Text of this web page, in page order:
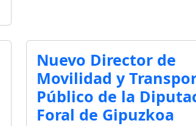
Nuevo Director de
Movilidad y
Público de la
Foral de Gipuzkoa